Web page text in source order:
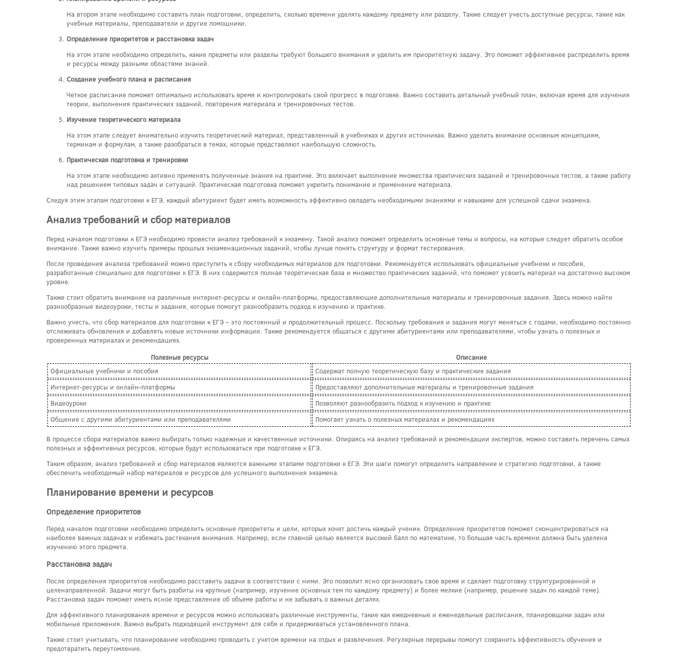
На втором этапе необходимо составить план подготовки, определить, сколько времени уделять каждому предмету или разделу. Также следует учесть доступные ресурсы, такие как
учебные материалы, преподаватели и другие помощники.
Определение приоритетов и расстановка задач
На этом этапе необходимо определить, какие предметы или разделы требуют большего внимания и уделить им приоритетную задачу. Это поможет эффективнее распределить время
и ресурсы между разными областями знаний.
Создание учебного плана и расписания
Четкое расписание поможет оптимально использовать время и контролировать свой прогресс в подготовке. Важно составить детальный учебный план, включая время для изучения
теории, выполнения практических заданий, повторения материала и тренировочных тестов.
Изучение теоретического материала
На этом этапе следует внимательно изучить теоретический материал, представленный в учебниках и других источниках. Важно уделить внимание основным концепциям,
терминам и формулам, а также разобраться в темах, которые представляют наибольшую сложность.
Практическая подготовка и тренировки
На этом этапе необходимо активно применять полученные знания на практике. Это включает выполнение множества практических заданий и тренировочных тестов, а также работу
над решением типовых задач и ситуаций. Практическая подготовка поможет укрепить понимание и применение материала.
Следуя этим этапам подготовки к ЕГЭ, каждый абитуриент будет иметь возможность эффективно овладеть необходимыми знаниями и навыками для успешной сдачи экзамена.
Анализ требований и сбор материалов
Перед началом подготовки к ЕГЭ необходимо провести анализ требований к экзамену. Такой анализ поможет определить основные темы и вопросы, на которые следует обратить особое
внимание. Также важно изучить примеры прошлых экзаменационных заданий, чтобы лучше понять структуру и формат тестирования.
После проведения анализа требований можно приступить к сбору необходимых материалов для подготовки. Рекомендуется использовать официальные учебники и пособия,
разработанные специально для подготовки к ЕГЭ. В них содержится полная теоретическая база и множество практических заданий, что поможет усвоить материал на достаточно высоком
уровне.
Также стоит обратить внимание на различные интернет-ресурсы и онлайн-платформы, предоставляющие дополнительные материалы и тренировочные задания. Здесь можно найти
разнообразные видеоуроки, тесты и задания, которые помогут разнообразить подход к изучению и практике.
Важно учесть, что сбор материалов для подготовки к ЕГЭ – это постоянный и продолжительный процесс. Поскольку требования и задания могут меняться с годами, необходимо постоянно
отслеживать обновления и добавлять новые источники информации. Также рекомендуется общаться с другими абитуриентами или преподавателями, чтобы узнать о полезных и
проверенных материалах и рекомендациях.
Полезные ресурсы
Описание
Официальные учебники и пособия
Содержат полную теоретическую базу и практические задания
Интернет-ресурсы и онлайн-платформы
Предоставляют дополнительные материалы и тренировочные задания
Видеоуроки
Позволяют разнообразить подход к изучению и практике
Общение с другими абитуриентами или преподавателями
Помогает узнать о полезных материалах и рекомендациях
В процессе сбора материалов важно выбирать только надежные и качественные источники. Опираясь на анализ требований и рекомендации экспертов, можно составить перечень самых
полезных и эффективных ресурсов, которые будут использоваться при подготовке к ЕГЭ.
Таким образом, анализ требований и сбор материалов являются важными этапами подготовки к ЕГЭ. Эти шаги помогут определить направление и стратегию подготовки, а также
обеспечить необходимый набор материалов и ресурсов для успешного выполнения экзамена.
Планирование времени и ресурсов
Определение приоритетов
Перед началом подготовки необходимо определить основные приоритеты и цели, которых хочет достичь каждый ученик. Определение приоритетов поможет сконцентрироваться на
наиболее важных задачах и избежать растекания внимания. Например, если главной целью является высокий балл по математике, то большая часть времени должна быть уделена
изучению этого предмета.
Расстановка задач
После определения приоритетов необходимо расставить задачи в соответствии с ними. Это позволит ясно организовать свое время и сделает подготовку структурированной и
целенаправленной. Задачи могут быть разбиты на крупные (например, изучение основных тем по каждому предмету) и более мелкие (например, решение задач по каждой теме).
Расстановка задач поможет иметь ясное представление об объеме работы и не забывать о важных деталях.
Для эффективного планирования времени и ресурсов можно использовать различные инструменты, такие как ежедневные и еженедельные расписания, планировщики задач или
мобильные приложения. Важно выбрать подходящий инструмент для себя и придерживаться установленного плана.
Также стоит учитывать, что планирование необходимо проводить с учетом времени на отдых и развлечения. Регулярные перерывы помогут сохранить эффективность обучения и
предотвратить переутомление.